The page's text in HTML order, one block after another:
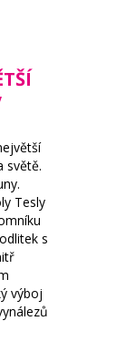
světě.
Tesly
s
výboj